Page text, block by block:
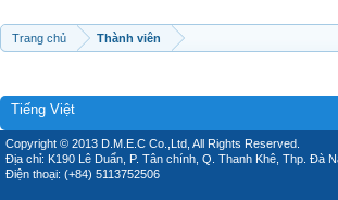
Trang chủ Thành viên
Tiếng Việt
Copyright © 2013 D.M.E.C Co.,Ltd, All Rights Reserved.
Địa chỉ: K190 Lê Duẩn, P. Tân chính, Q. Thanh Khê, Thp. Đà
Điện thoại: (+84) 5113752506